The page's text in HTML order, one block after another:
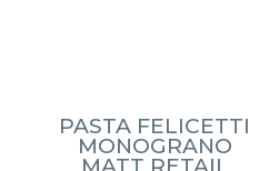
PASTA FELICETTI
MONOGRANO